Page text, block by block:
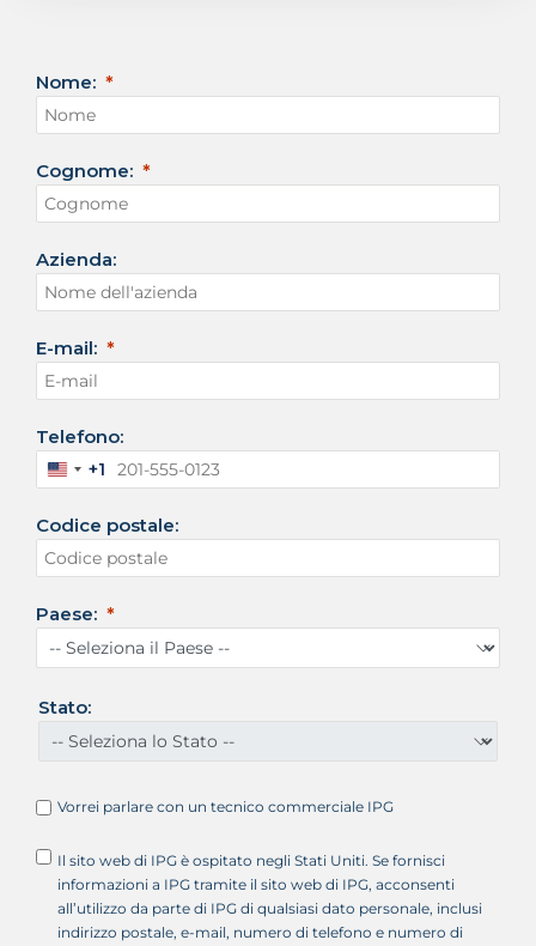
Nome:
Cognome:
Azienda:
E-mail:
Telefono:
S
a
t
i
n
i
i
1
+1
Codice postale:
Paese:
Stato:
Vorrei parlare con un tecnico commerciale IPG
Il sito web di IPG è ospitato negli Stati Uniti. Se fornisci
informazioni a IPG tramite il sito web di IPG, acconsenti
all’utilizzo da parte di IPG di qualsiasi dato personale, inclusi
indirizzo postale, e-mail, numero di telefono e numero di